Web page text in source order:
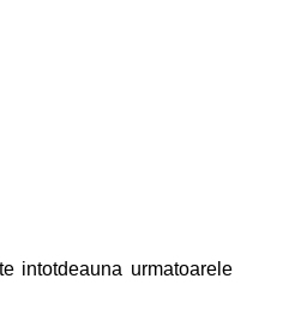
intotdeauna urmatoarele